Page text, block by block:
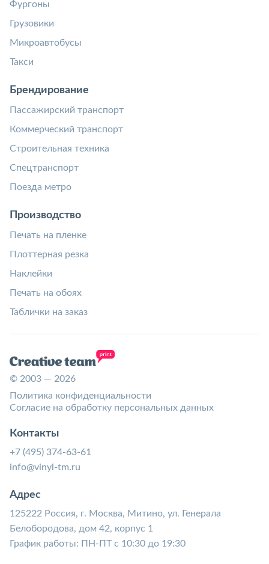
Фургоны
Грузовики
Микроавтобусы
Такси
Брендирование
Пассажирский транспорт
Коммерческий транспорт
Строительная техника
Спецтранспорт
Поезда метро
Производство
Печать на пленке
Плоттерная резка
Наклейки
Печать на обоях
Таблички на заказ
© 2003 — 2026
Политика конфиденциальности
Согласие на обработку персональных данных
Контакты
+7 (495) 374-63-61
info@vinyl-tm.ru
Адрес
125222 Россия, г. Москва, Митино, ул. Генерала
Белобородова, дом 42, корпус 1
График работы: ПН-ПТ с 10:30 до 19:30